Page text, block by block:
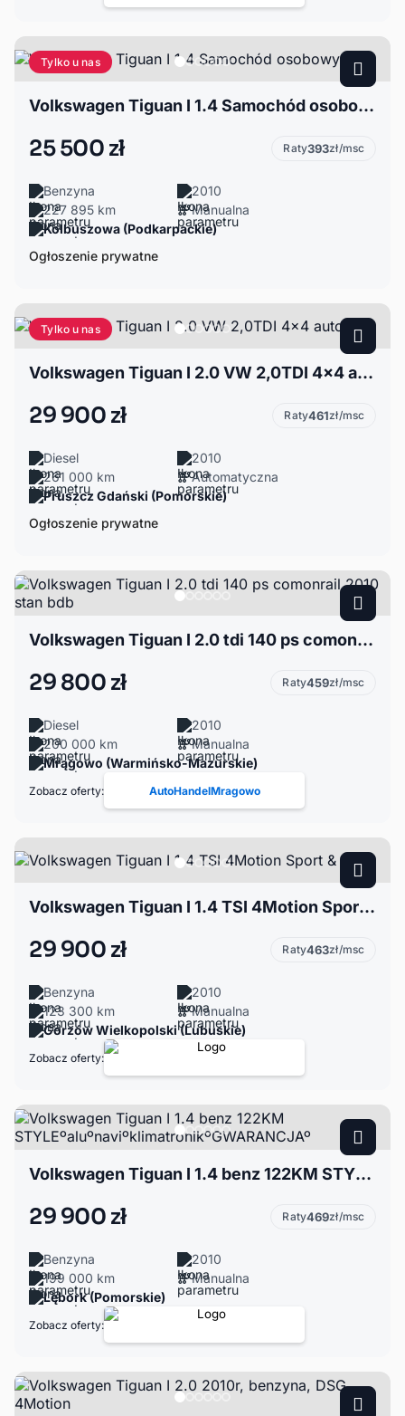
Tylko u nas
Volkswagen Tiguan I 1.4 Samochód osobowy
25 500 zł Raty393zł/msc
Benzyna
2010
227 895 km
Manualna
Kolbuszowa (Podkarpackie)
Ogłoszenie prywatne
Tylko u nas
Volkswagen Tiguan I 2.0 VW 2,0TDI 4x4 automat
29 900 zł Raty461zł/msc
Diesel
2010
261 000 km
Automatyczna
Pruszcz Gdański (Pomorskie)
Ogłoszenie prywatne
Volkswagen Tiguan I 2.0 tdi 140 ps comonrail 2010 stan bdb
29 800 zł Raty459zł/msc
Diesel
2010
200 000 km
Manualna
Mrągowo (Warmińsko-Mazurskie)
Zobacz oferty: AutoHandelMragowo
Volkswagen Tiguan I 1.4 TSI 4Motion Sport & Style
29 900 zł Raty463zł/msc
Benzyna
2010
123 300 km
Manualna
Gorzów Wielkopolski (Lubuskie)
Zobacz oferty:
Volkswagen Tiguan I 1.4 benz 122KM STYLEºaluºnaviºklimatronikºGWARANCJAº
29 900 zł Raty469zł/msc
Benzyna
2010
199 000 km
Manualna
Lębork (Pomorskie)
Zobacz oferty: